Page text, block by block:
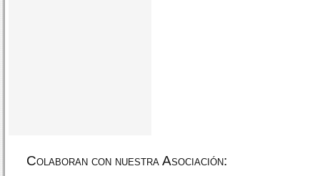
Colaboran con nuestra Asociación: